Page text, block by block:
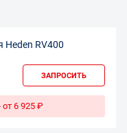
Heden RV400
ЗАПРОСИТЬ
6 925 ₽